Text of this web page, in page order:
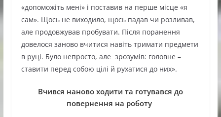
«допоможіть мені» і поставив на перше місце «я
сам». Щось не виходило, щось падав чи розливав,
але продовжував пробувати. Після поранення
довелося заново вчитися навіть тримати предмети
в руці. Було непросто, але зрозумів: головне –
ставити перед собою цілі й рухатися до них».
Вчився наново ходити та готувався до
повернення на роботу